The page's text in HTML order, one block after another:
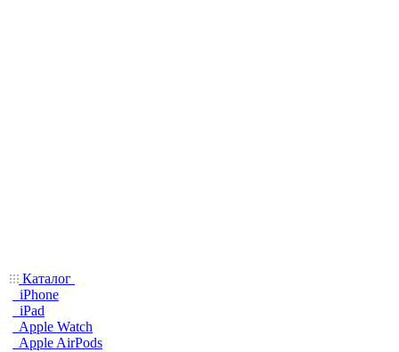
Каталог
iPhone
iPad
Apple Watch
Apple AirPods